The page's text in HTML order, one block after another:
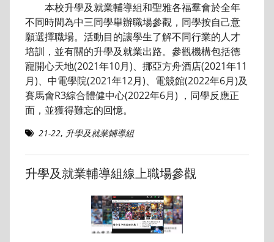
本校升學及就業輔導組和聖雅各福羣會於全年
不同時間為中三同學舉辦職場參觀，同學按自己意
願選擇職場。活動目的讓學生了解不同行業的人才
培訓，並有關的升學及就業出路。參觀機構包括德
寵開心天地(2021年10月)、挪亞方舟酒店(2021年11
月)、中電學院(2021年12月)、電競館(2022年6月)及
賽馬會R3綜合體健中心(2022年6月) ，同學反應正
面，並獲得難忘的回憶。
21-22, 升學及就業輔導組
升學及就業輔導組線上職場參觀